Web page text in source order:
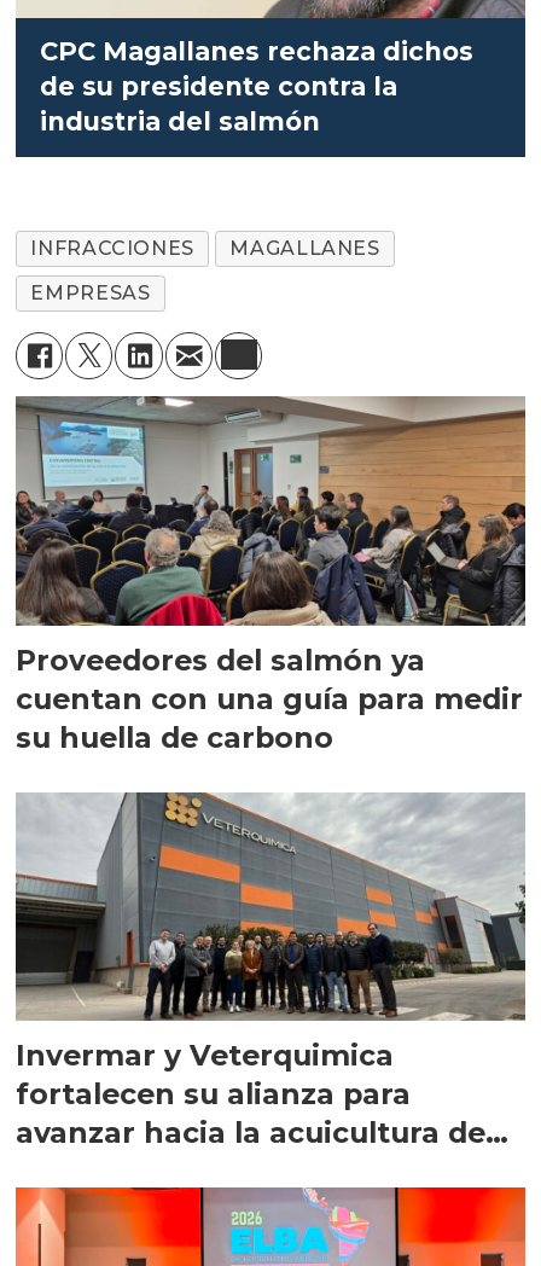
CPC Magallanes rechaza dichos
de su presidente contra la
industria del salmón
INFRACCIONES
MAGALLANES
EMPRESAS
Proveedores del salmón ya
cuentan con una guía para medir
su huella de carbono
Invermar y Veterquimica
fortalecen su alianza para
avanzar hacia la acuicultura de